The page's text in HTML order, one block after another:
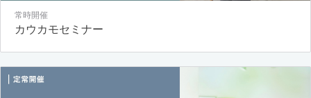
常時開催
カウカモセミナー